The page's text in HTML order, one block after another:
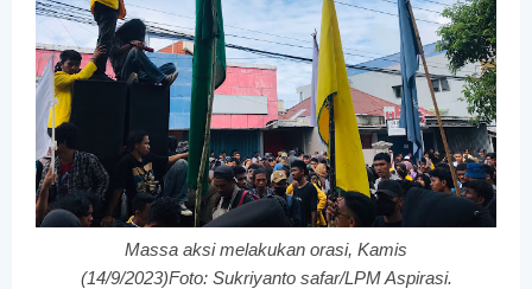
Massa aksi melakukan orasi, Kamis
(14/9/2023)Foto: Sukriyanto safar/LPM Aspirasi.